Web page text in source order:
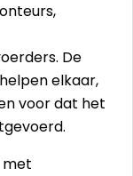
De
elkaar,
voor dat het
met